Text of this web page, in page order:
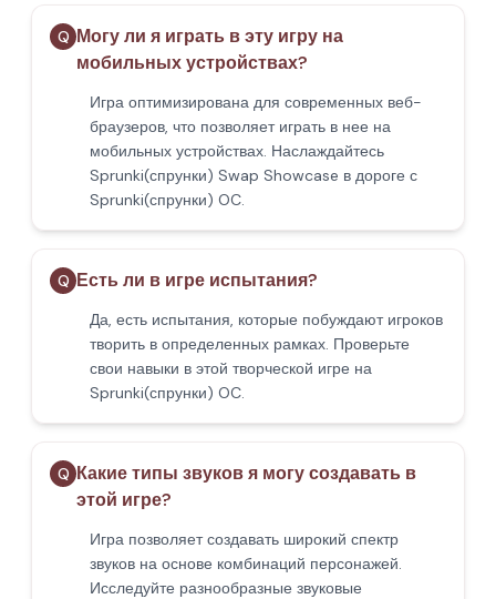
Q Могу ли я играть в эту игру на
мобильных устройствах?
Игра оптимизирована для современных веб-
браузеров, что позволяет играть в нее на
мобильных устройствах. Наслаждайтесь
Sprunki(спрунки) Swap Showcase в дороге с
Sprunki(спрунки) OC.
Q Есть ли в игре испытания?
Да, есть испытания, которые побуждают игроков
творить в определенных рамках. Проверьте
свои навыки в этой творческой игре на
Sprunki(спрунки) OC.
Q Какие типы звуков я могу создавать в
этой игре?
Игра позволяет создавать широкий спектр
звуков на основе комбинаций персонажей.
Исследуйте разнообразные звуковые